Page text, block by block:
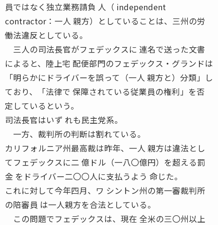
員ではなく独立業務請負 人（ independent
contractor：一人 親方）としていることは、三州の労
働法違反としている。
三人の司法長官がフェデックスに 連名で送った文書
によると、陸上宅 配便部門のフェデックス・グランドは
「明らかにドライバーを誤って（一人 親方と）分類」し
ており、「法律で 保障されている従業員の権利」を否
定しているという。
司法長官はいず れも民主党系。
一方、裁判所の判断は割れている。
カリフォルニア州最高裁は昨年、一人 親方は違法とし
てフェデックスに二 億ドル（一八〇億円）を超える罰
金 をドライバー二〇〇人に支払うよう 命じた。
これに対して今年四月、ワ シントン州の第一審裁判所
の陪審員 は一人親方を合法としている。
この問題でフェデックスは、現在 全米の三〇州以上